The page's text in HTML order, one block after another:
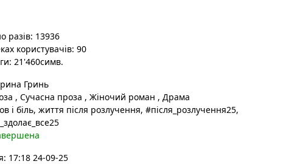
разів: 13936
користувачів: 90
21'460симв.
Гринь
, Сучасна проза , Жіночий роман , Драма
і біль, життя після розлучення, #після_розлучення25,
17:18 24-09-25